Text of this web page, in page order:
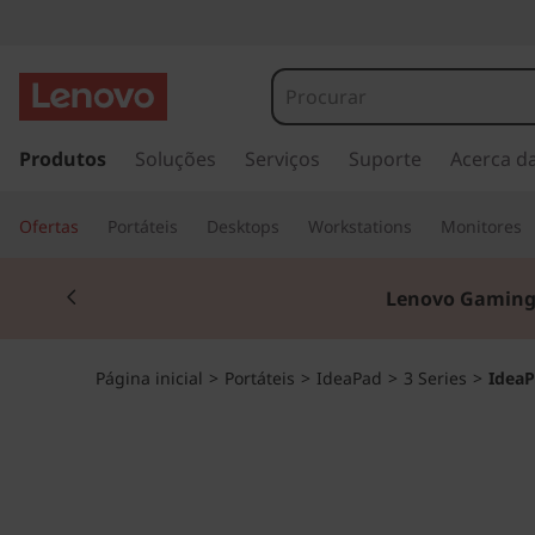
d
e
a
P
a
a
Produtos Soluções Serviços Suporte Acerca
Ofertas Portáteis Desktops Workstations Monitores
Lenovo
Currently displaying item 2 of 3
Página inicial > Portáteis > IdeaPad > 3 Series >